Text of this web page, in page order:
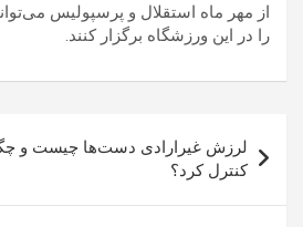
از مهر ماه استقلال و پرسپولیس
را در این ورزشگاه برگزار کنند.
نوشته
لرزش غیرارادی دست‌ها چیست و
کنترل کرد؟